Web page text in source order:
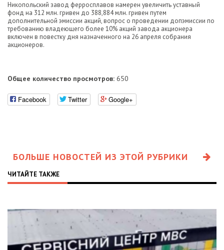
Никопольский завод ферросплавов намерен увеличить уставный
фонд на 312 млн. гривен до 388,884 млн. гривен путем
дополнительной эмиссии акций, вопрос о проведении допэмиссии по
требованию владеющего более 10% акций завода акционера
включен в повестку дня назначенного на 26 апреля собрания
акционеров.
Общее количество просмотров: 650
Facebook Twitter Google+
БОЛЬШЕ НОВОСТЕЙ ИЗ ЭТОЙ РУБРИКИ
ЧИТАЙТЕ ТАКЖЕ